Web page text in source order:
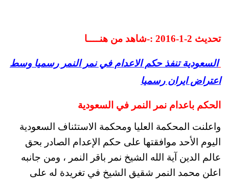
تحديث 2-1-2016 :-شاهد من هنــــا
السعودية تنفذ حكم الاعدام في نمر النمر رسميا وسط
اعتراض ايران رسميا
الحكم باعدام نمر النمر في السعودية
واعلنت المحكمة العليا ومحكمة الاستئناف السعودية
اليوم الأحد موافقتها على حكم الإعدام الصادر بحق
عالم الدين آية الله الشيخ نمر باقر النمر ، ومن جانبه
اعلن محمد النمر شقيق الشيخ في تغريدة له على